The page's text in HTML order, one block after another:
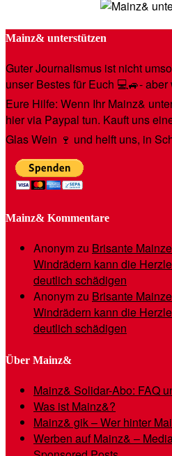
Mainz& unterstützen
Guter Journalismus ist nicht
unser Bestes für Euch 💻🚙-
Eure Hilfe: Wenn Ihr Mainz&
hier via Paypal tun. Kauft uns
Glas Wein 🍷 und helft uns, in
Mainz& Kommentare
Anonymzu Brisante
Windrädern kann die
deutlich schädigen
Anonymzu Brisante
Windrädern kann die
deutlich schädigen
Über Mainz&
Mainz& Solidar-Abo: FAQ
Was ist Mainz&?
Mainz& gik – Wer hinter
Werben auf Mainz& –